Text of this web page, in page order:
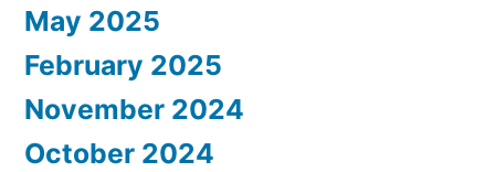
May 2025
February 2025
November 2024
October 2024